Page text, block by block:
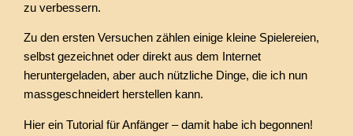
zu verbessern.
Zu den ersten Versuchen zählen einige kleine Spielereien,
selbst gezeichnet oder direkt aus dem Internet
heruntergeladen, aber auch nützliche Dinge, die ich nun
massgeschneidert herstellen kann.
Hier ein Tutorial für Anfänger – damit habe ich begonnen!